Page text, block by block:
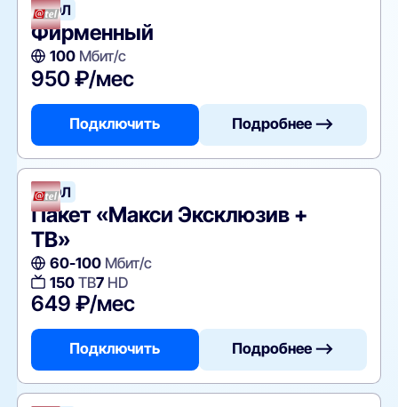
АТЭЛ
Фирменный
100Мбит/с
950 ₽/мес
Подключить Подробнее —>
АТЭЛ
Пакет «Макси Эксклюзив +
ТВ»
60-100Мбит/с
150ТВ7HD
649 ₽/мес
Подключить Подробнее —>